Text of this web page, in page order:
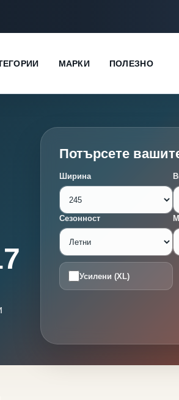
МАРКИ ПОЛЕЗНО
Потърсете
Ширина
Сезонност
Усилени (XL)